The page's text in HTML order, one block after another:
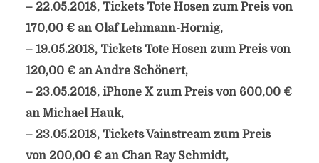
– 22.05.2018, Tickets Tote Hosen zum Preis von
170,00 € an Olaf Lehmann-Hornig,
– 19.05.2018, Tickets Tote Hosen zum Preis von
120,00 € an Andre Schönert,
– 23.05.2018, iPhone X zum Preis von 600,00 €
an Michael Hauk,
– 23.05.2018, Tickets Vainstream zum Preis
von 200,00 € an Chan Ray Schmidt,